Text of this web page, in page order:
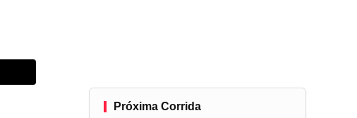
Próxima Corrida